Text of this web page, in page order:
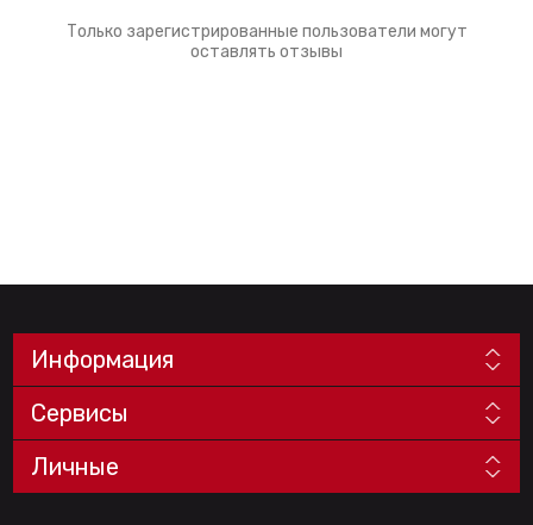
Только зарегистрированные пользователи могут
оставлять отзывы
Информация
Сервисы
Личные